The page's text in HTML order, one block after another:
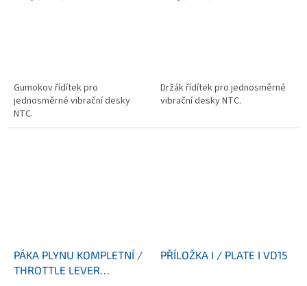
Gumokov řídítek pro
jednosměrné vibrační desky
NTC.
Držák řídítek pro jednosměrné
vibrační desky NTC.
PÁKA PLYNU KOMPLETNÍ /
THROTTLE LEVER
PŘÍLOŽKA I / PLATE I VD15